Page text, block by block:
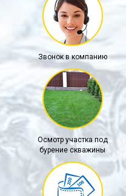
Звонок в компанию
Осмотр участка под
бурение скважины